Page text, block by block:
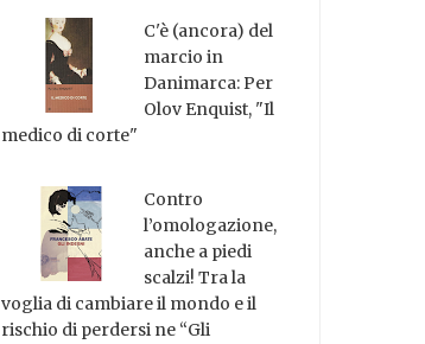
C'è (ancora) del
marcio in
Danimarca: Per
Olov Enquist, "Il
medico di corte"
Contro
l’omologazione,
anche a piedi
scalzi! Tra la
voglia di cambiare il mondo e il
rischio di perdersi ne “Gli